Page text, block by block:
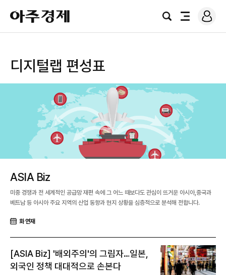
아
주
경
검
전
로
그
디지털랩 편성표
ASIA Biz
미중 경쟁과 전 세계적인 공급망 재편 속에 그 어느 때보다도 관심이 뜨거운 아시아,중국과
베트남 등 아시아 주요 지역의 산업 동향과 현지 상황을 심층적으로 분석해 전합니다.
화 연재
[ASIA Biz] '배외주의'의 그림자…일본,
외국인 정책 대대적으로 손본다